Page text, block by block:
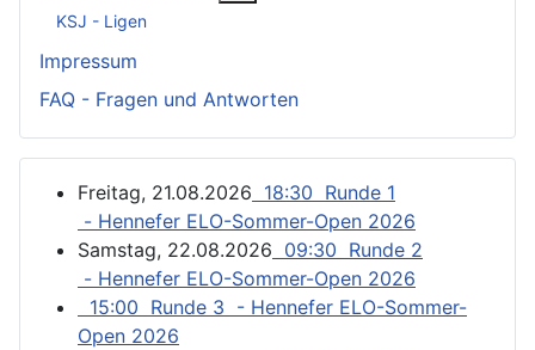
KSJ - Ligen
Impressum
FAQ - Fragen und Antworten
Freitag, 21.08.2026 18:30 Runde 1
- Hennefer ELO-Sommer-Open 2026
Samstag, 22.08.2026 09:30 Runde 2
- Hennefer ELO-Sommer-Open 2026
15:00 Runde 3 - Hennefer ELO-Sommer-
Open 2026